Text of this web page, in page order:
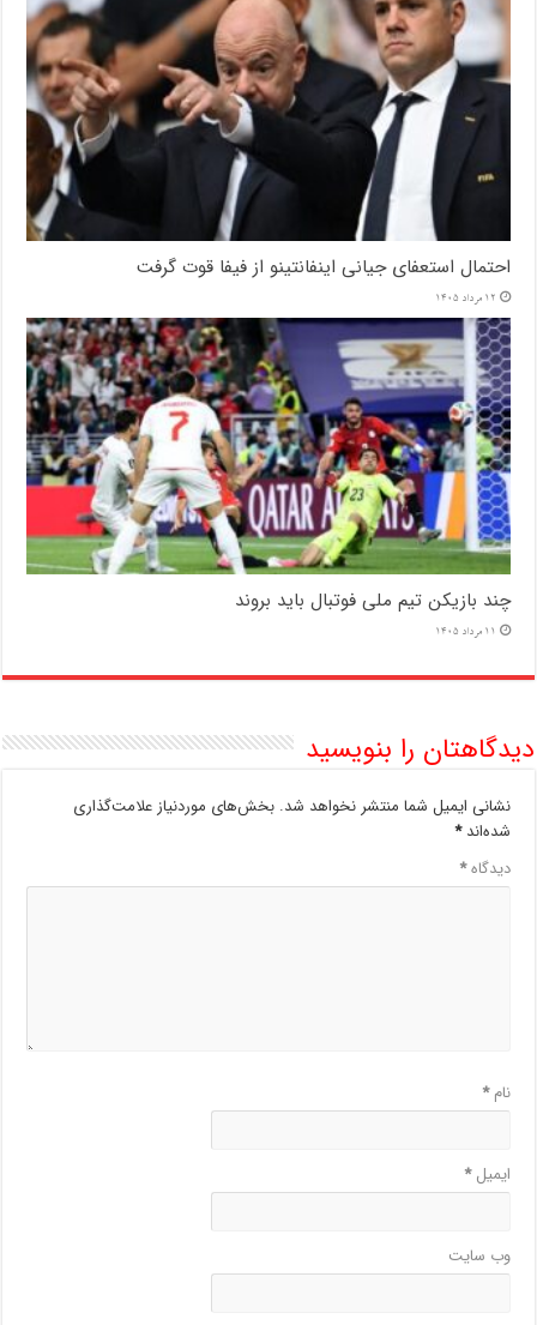
احتمال استعفای جیانی اینفانتینو از فیفا قوت گرفت
12 مرداد 1405
چند بازیکن تیم ملی فوتبال باید بروند
11 مرداد 1405
دیدگاهتان را بنویسید
نشانی ایمیل شما منتشر نخواهد شد. بخش‌های موردنیاز علامت‌گذاری
شده‌اند*
دیدگاه*
نام*
ایمیل*
وب‌ سایت